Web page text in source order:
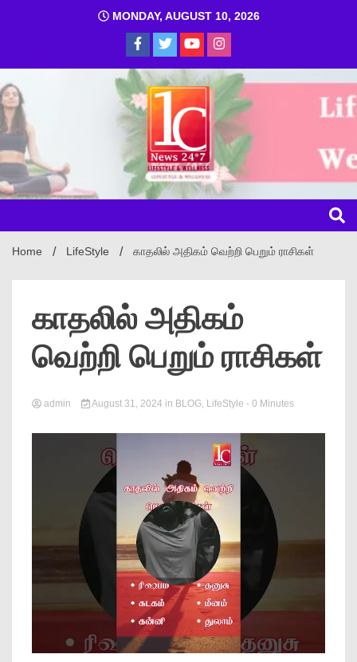
MONDAY, AUGUST 10, 2026
1C
News
Online
Home LifeStyle காதலில் அதிகம் வெற்றி பெறும் ராசிகள்
காதலில் அதிகம்
வெற்றி பெறும் ராசிகள்
admin August 31, 2024 in BLOG, LifeStyle - 0 Minutes